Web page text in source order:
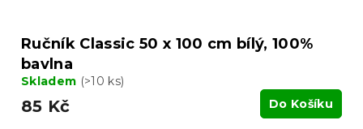
Ručník Classic 50 x 100 cm bílý, 100%
bavlna
Skladem (>10 ks)
85 Kč Do Košíku